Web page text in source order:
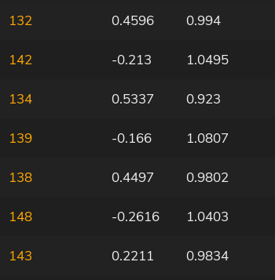
132 0.4596 0.994
142 -0.213 1.0495
134 0.5337 0.923
139 -0.166 1.0807
138 0.4497 0.9802
148 -0.2616 1.0403
143 0.2211 0.9834